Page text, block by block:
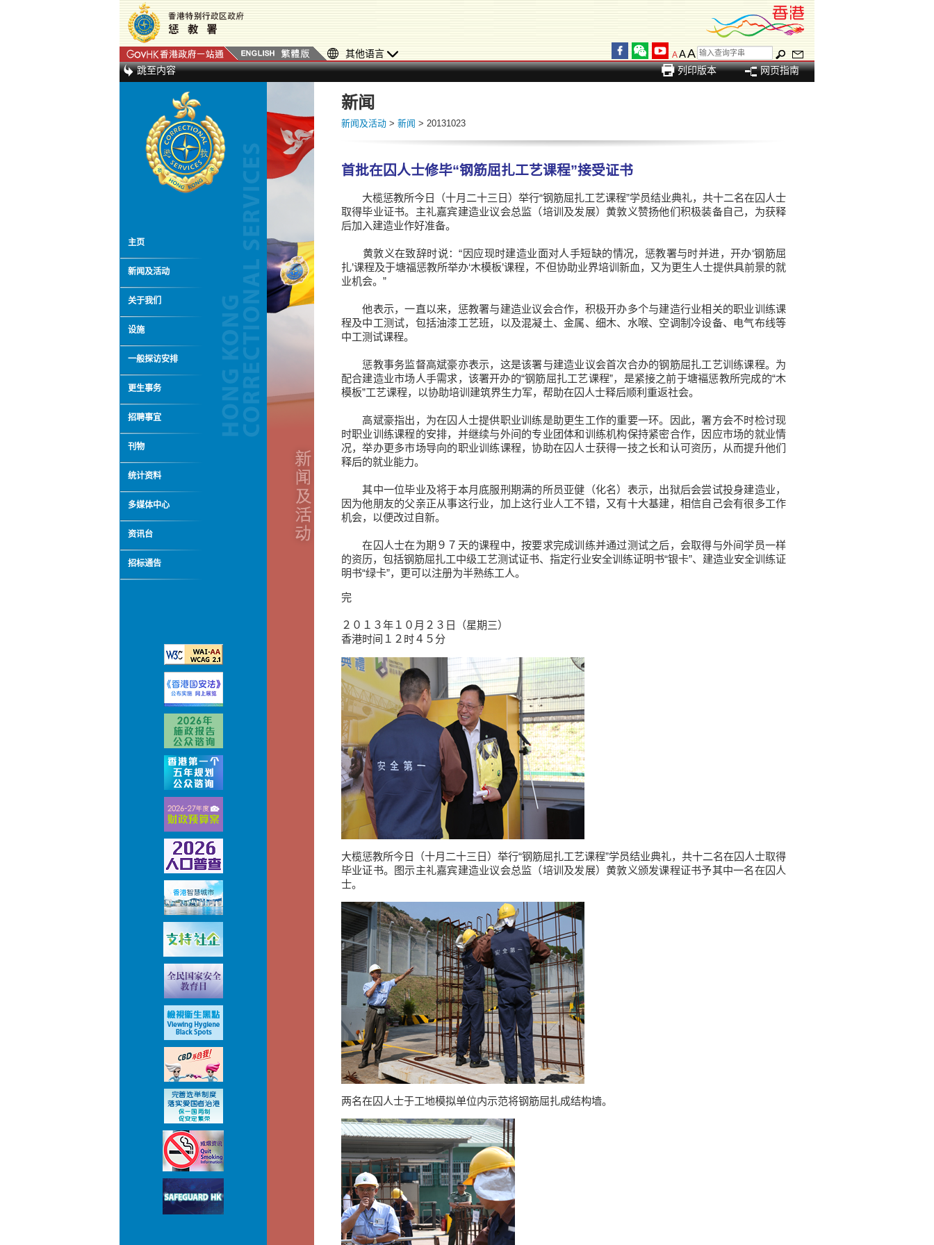
其他语言 AAA
跳至内容 列印版本 网页指南
主页
新闻及活动
关于我们
设施
一般探访安排
更生事务
招聘事宜
刊物
统计资料
多媒体中心
资讯台
招标通告
新闻
新闻及活动 > 新闻 > 20131023
首批在囚人士修毕“钢筋屈扎工艺课程”接受证书
大榄惩教所今日（十月二十三日）举行“钢筋屈扎工艺课程”学员结业典礼，共十二名在囚人士
取得毕业证书。主礼嘉宾建造业议会总监（培训及发展）黄敦义赞扬他们积极装备自己，为获释
后加入建造业作好准备。
黄敦义在致辞时说：“因应现时建造业面对人手短缺的情况，惩教署与时并进，开办‘钢筋屈
扎’课程及于塘福惩教所举办‘木模板’课程，不但协助业界培训新血，又为更生人士提供具前景的就
业机会。”
他表示，一直以来，惩教署与建造业议会合作，积极开办多个与建造行业相关的职业训练课
程及中工测试，包括油漆工艺班，以及混凝土、金属、细木、水喉、空调制冷设备、电气布线等
中工测试课程。
惩教事务监督高斌豪亦表示，这是该署与建造业议会首次合办的钢筋屈扎工艺训练课程。为
配合建造业市场人手需求，该署开办的“钢筋屈扎工艺课程”，是紧接之前于塘褔惩教所完成的“木
模板”工艺课程，以协助培训建筑界生力军，帮助在囚人士释后顺利重返社会。
高斌豪指出，为在囚人士提供职业训练是助更生工作的重要一环。因此，署方会不时检讨现
时职业训练课程的安排，并继续与外间的专业团体和训练机构保持紧密合作，因应市场的就业情
况，举办更多市场导向的职业训练课程，协助在囚人士获得一技之长和认可资历，从而提升他们
释后的就业能力。
其中一位毕业及将于本月底服刑期满的所员亚健（化名）表示，出狱后会尝试投身建造业，
因为他朋友的父亲正从事这行业，加上这行业人工不错，又有十大基建，相信自己会有很多工作
机会，以便改过自新。
在囚人士在为期９７天的课程中，按要求完成训练并通过测试之后，会取得与外间学员一样
的资历，包括钢筋屈扎工中级工艺测试证书、指定行业安全训练证明书“银卡”、建造业安全训练证
明书“绿卡”，更可以注册为半熟练工人。
完
２０１３年１０月２３日（星期三）
香港时间１２时４５分
大榄惩教所今日（十月二十三日）举行“钢筋屈扎工艺课程”学员结业典礼，共十二名在囚人士取得
毕业证书。图示主礼嘉宾建造业议会总监（培训及发展）黄敦义颁发课程证书予其中一名在囚人
士。
两名在囚人士于工地模拟单位内示范将钢筋屈扎成结构墙。